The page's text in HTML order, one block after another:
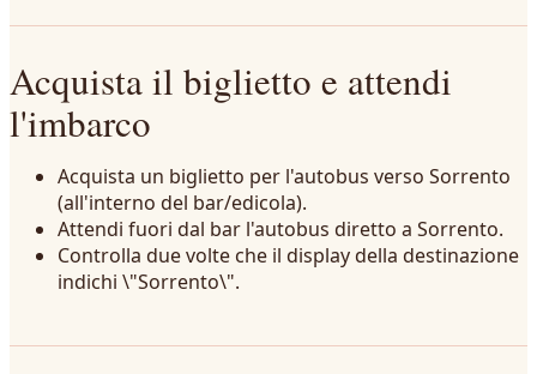
Acquista il biglietto e attendi
l'imbarco
Acquista un biglietto per l'autobus verso Sorrento
(all'interno del bar/edicola).
Attendi fuori dal bar l'autobus diretto a Sorrento.
Controlla due volte che il display della destinazione
indichi \"Sorrento\".